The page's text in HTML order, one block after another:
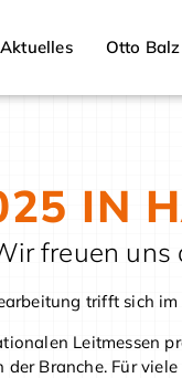
Aktuelles Otto Balz
IN
freuen uns
trifft sich
Leitmessen
Branche. Für